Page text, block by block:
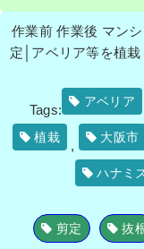
作業前 作業後 マン
定│アベリア等を植
Tags:
アベリア
植栽
,
大阪市
ハナミ
剪定 抜